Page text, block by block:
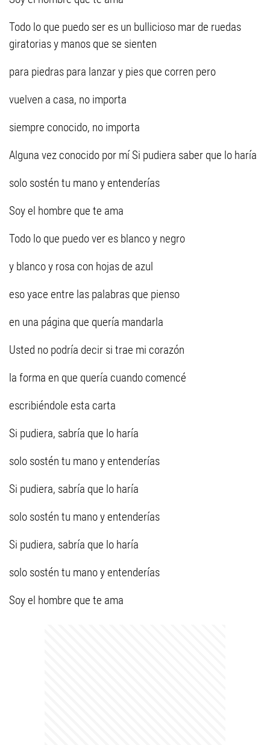
Todo lo que puedo ser es un bullicioso mar de ruedas
giratorias y manos que se sienten
para piedras para lanzar y pies que corren pero
vuelven a casa, no importa
siempre conocido, no importa
Alguna vez conocido por mí Si pudiera saber que lo haría
solo sostén tu mano y entenderías
Soy el hombre que te ama
Todo lo que puedo ver es blanco y negro
y blanco y rosa con hojas de azul
eso yace entre las palabras que pienso
en una página que quería mandarla
Usted no podría decir si trae mi corazón
la forma en que quería cuando comencé
escribiéndole esta carta
Si pudiera, sabría que lo haría
solo sostén tu mano y entenderías
Si pudiera, sabría que lo haría
solo sostén tu mano y entenderías
Si pudiera, sabría que lo haría
solo sostén tu mano y entenderías
Soy el hombre que te ama